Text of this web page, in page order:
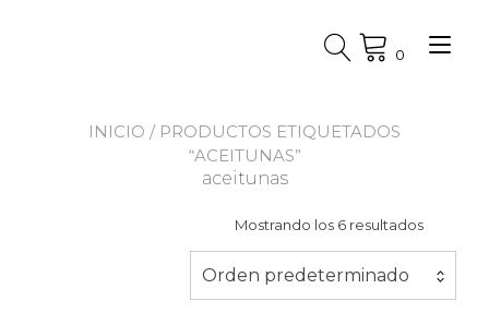
0
INICIO / PRODUCTOS ETIQUETADOS
“ACEITUNAS”
aceitunas
Mostrando los 6 resultados
Orden predeterminado